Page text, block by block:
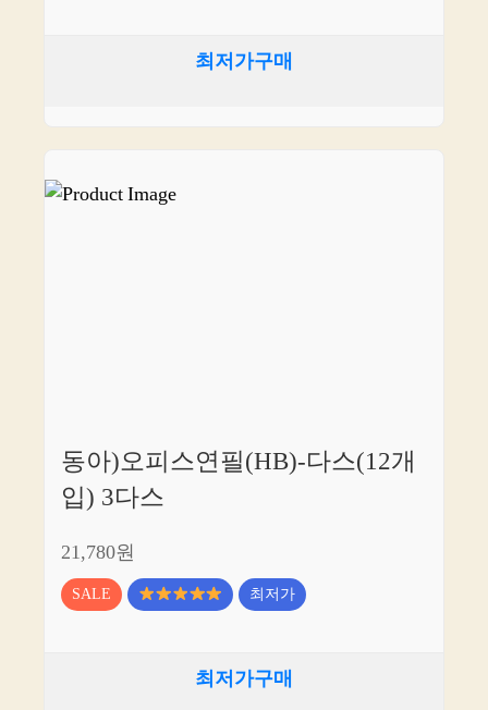
최저가구매
동아)오피스연필(HB)-다스(12개
입) 3다스
21,780원
SALE 최저가
최저가구매